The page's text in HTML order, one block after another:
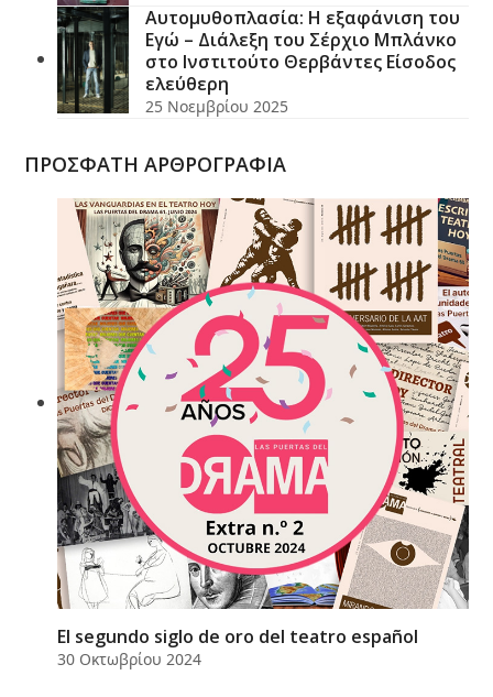
Αυτομυθοπλασία: Η εξαφάνιση του
Εγώ – Διάλεξη του Σέρχιο Μπλάνκο
στο Ινστιτούτο Θερβάντες Είσοδος
ελεύθερη
25 Νοεμβρίου 2025
ΠΡΟΣΦΑΤΗ ΑΡΘΡΟΓΡΑΦΙΑ
El segundo siglo de oro del teatro español
30 Οκτωβρίου 2024